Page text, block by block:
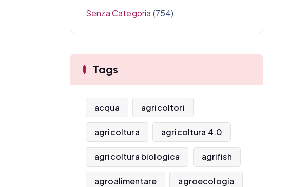
Senza Categoria (754)
Tags
acqua agricoltori
agricoltura agricoltura 4.0
agricoltura biologica agrifish
agroalimentare agroecologia